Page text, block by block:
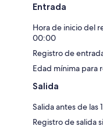
Entrada
Hora de inicio del
00:00
Registro de
Edad mínima para
Salida
Salida antes de las
Registro de salida